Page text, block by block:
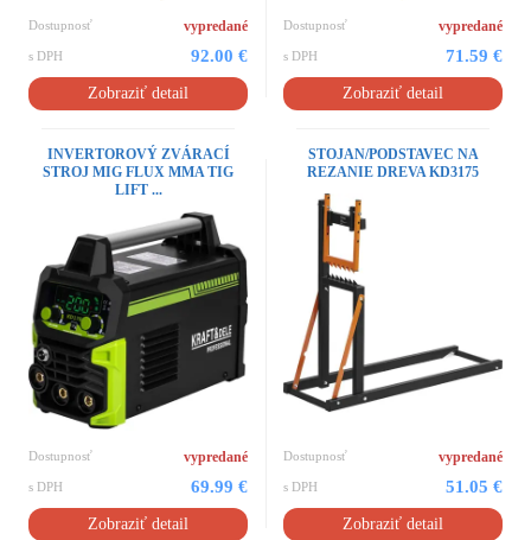
Dostupnosť vypredané
s DPH 92.00 €
Zobraziť detail
Dostupnosť vypredané
s DPH 71.59 €
Zobraziť detail
INVERTOROVÝ ZVÁRACÍ
STROJ MIG FLUX MMA TIG
LIFT ...
Dostupnosť vypredané
s DPH 69.99 €
Zobraziť detail
STOJAN/PODSTAVEC NA
REZANIE DREVA KD3175
Dostupnosť vypredané
s DPH 51.05 €
Zobraziť detail